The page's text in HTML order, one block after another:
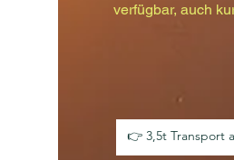
verfügbar, auch
👉 3,5t Transport